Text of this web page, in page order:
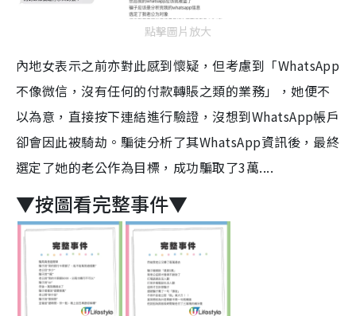
點擊圖片放大
內地女表示之前亦對此感到懷疑，但考慮到「WhatsApp
不像微信，沒有任何的付款轉賬之類的業務」，她便不
以為意，直接按下連結進行驗證，沒想到WhatsApp帳戶
卻會因此被騎劫。騙徒分析了其WhatsApp資訊後，最終
選定了她的老公作為目標，成功騙取了3萬....
▼按圖看完整事件▼